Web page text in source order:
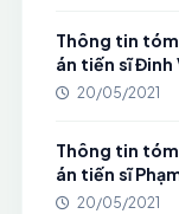
Thông tin
án tiến sĩ Đinh
20/05/2021
Thông tin
án tiến sĩ
20/05/2021